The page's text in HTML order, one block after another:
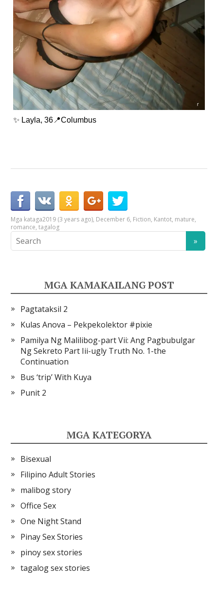
✨ Layla, 36📍Columbus
Mga kataga2019 (3 years ago), December 6, Fiction, Kantot, mature,
romance,tagalog
MGA KAMAKAILANG POST
Pagtataksil 2
Kulas Anova – Pekpekolektor #pixie
Pamilya Ng Malilibog-part Vii: Ang Pagbubulgar
Ng Sekreto Part Iii-ugly Truth No. 1-the
Continuation
Bus ‘trip’ With Kuya
Punit 2
MGA KATEGORYA
Bisexual
Filipino Adult Stories
malibog story
Office Sex
One Night Stand
Pinay Sex Stories
pinoy sex stories
tagalog sex stories